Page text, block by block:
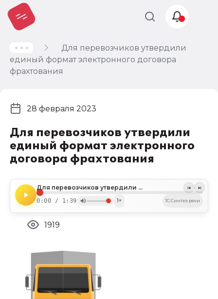
Для перевозчиков утвердили
единый формат электронного договора
фрахтования
Для перевозчиков утвердили
единый формат электронного
договора фрахтования
Для перевозчиков утвердили единый формат электронного договора фрахтования
0:00 / 1:39 1× 1C:Синтез речи
28 февраля 2023
1919
Учет и
налогообложение